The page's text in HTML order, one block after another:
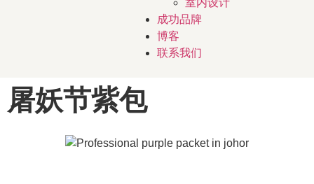
室内设计
成功品牌
博客
联系我们
屠妖节紫包